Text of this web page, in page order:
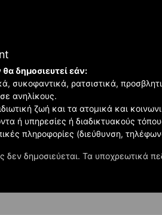
δεν δημοσιεύεται. Τα υποχρεωτικά
δημοσιευτεί εάν:
συκοφαντικά, ρατσιστικά,
ανηλίκους.
ζωή και τα ατομικά και
ή υπηρεσίες ή διαδικτυακούς
πληροφορίες (διεύθυνση,